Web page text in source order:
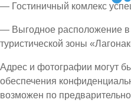
— Гостиничный комлекс
— Выгодное расположение в
туристической зоны
Адрес и фотографии могут
обеспечения
возможен по